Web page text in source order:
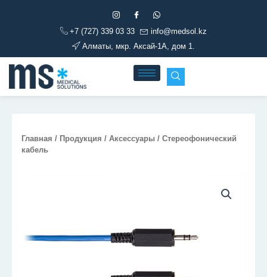
+7 (727) 339 03 33
info@medsol.kz
Алматы, мкр. Аксай-1А, дом 1.
Главная / Продукция / Аксессуары / Стереофонический
кабель